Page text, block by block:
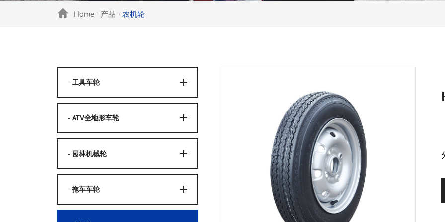
Home - 产品 - 农机轮
- 工具车轮
- ATV全地形车轮
- 园林机械轮
- 拖车车轮